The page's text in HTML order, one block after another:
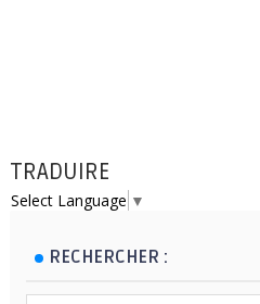
TRADUIRE
Select Language ▼
RECHERCHER :